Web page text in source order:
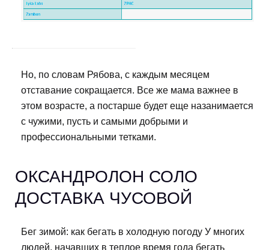
Но, по словам Рябова, с каждым месяцем
отставание сокращается. Все же мама важнее в
этом возрасте, а постарше будет еще назанимается
с чужими, пусть и самыми добрыми и
профессиональными тетками.
ОКСАНДРОЛОН СОЛО
ДОСТАВКА ЧУСОВОЙ
Бег зимой: как бегать в холодную погоду У многих
людей, начавших в теплое время года бегать